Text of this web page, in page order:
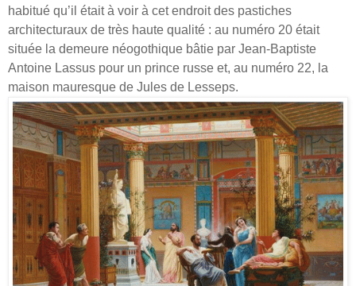
habitué qu’il était à voir à cet endroit des pastiches
architecturaux de très haute qualité : au numéro 20 était
située la demeure néogothique bâtie par Jean-Baptiste
Antoine Lassus pour un prince russe et, au numéro 22, la
maison mauresque de Jules de Lesseps.